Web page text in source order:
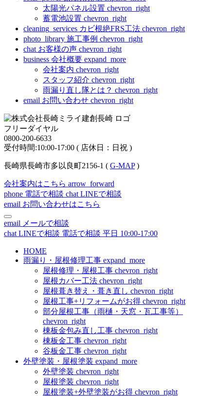
太陽光パネル設置 chevron_right
蓄電池設置 chevron_right
cleaning_services カビ根絶FRS工法 chevron_right
photo_library 施工事例 chevron_right
chat お客様の声 chevron_right
business 会社概要 expand_more
会社案内 chevron_right
スタッフ紹介 chevron_right
雨漏り直し隊とは？ chevron_right
email お問い合わせ chevron_right
フリーダイヤル
0800-200-6633
受付時間:10:00-17:00 ( 店休日：日祝 )
長崎県長崎市多以良町2156-1 ( G-MAP)
会社案内はこちら arrow_forward
phone 電話で相談 chat LINEで相談
email お問い合わせはこちら
email メールで相談
chat LINEで相談 電話で相談 平日 10:00-17:00
HOME
雨漏り・屋根修理工事 expand_more
屋根修理・屋根工事 chevron_right
屋根カバー工法 chevron_right
屋根葺き替え・葺き直し chevron_right
屋根工事+リフォームがお得 chevron_right
部分屋根工事（雨樋・天窓・瓦工事等）
chevron_right
棟板金包み直し工事 chevron_right
棟板金工事 chevron_right
谷板金工事 chevron_right
外壁塗装・屋根塗装 expand_more
外壁塗装 chevron_right
屋根塗装 chevron_right
屋根塗装+外壁塗装がお得 chevron_right